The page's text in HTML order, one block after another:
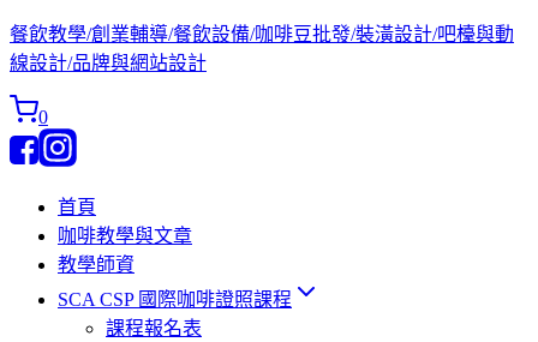
餐飲教學/創業輔導/餐飲設備/咖啡豆批發/裝潢設計/吧檯與動
線設計/品牌與網站設計
0
首頁
咖啡教學與文章
教學師資
SCA CSP 國際咖啡證照課程
課程報名表